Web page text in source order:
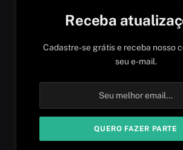
Receba
Cadastre-se grátis e receba nosso
seu e-mail.